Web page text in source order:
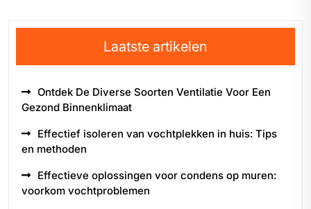
Laatste artikelen
Ontdek De Diverse Soorten Ventilatie Voor Een
Gezond Binnenklimaat
Effectief isoleren van vochtplekken in huis: Tips
en methoden
Effectieve oplossingen voor condens op muren:
voorkom vochtproblemen